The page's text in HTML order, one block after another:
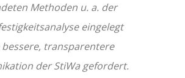
Methoden u. a. der
eingelegt
bessere, transparentere
der StiWa gefordert.